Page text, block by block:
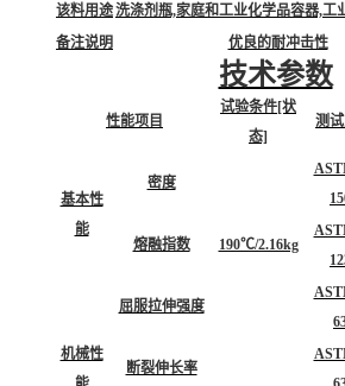
该料用途洗涤剂瓶,家庭和工业化学品容器,工
备注说明
优良的耐冲击性
技术参数
性能项目
试验条件[状
态]
测
基本性
能
密度
熔融指数 190℃/2.16kg
机械性
屈服拉伸强度
断裂伸长率